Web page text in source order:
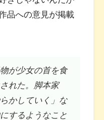
品への意見が掲載
が少女の首を食
れた。脚本家
かしていく」な
するようなこと